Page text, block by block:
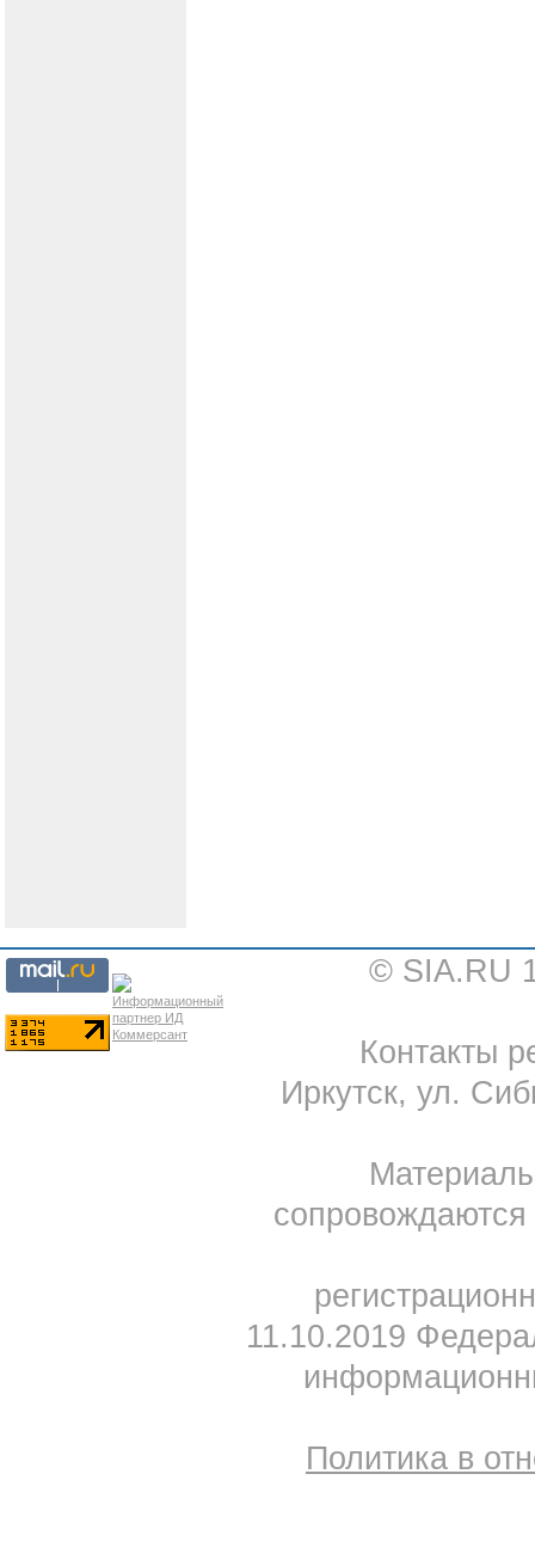
© SIA.RU
Контакты
Иркутск, ул.
11.10.2019
Политика в